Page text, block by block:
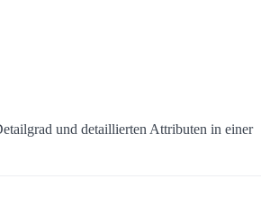
und detaillierten Attributen in einer